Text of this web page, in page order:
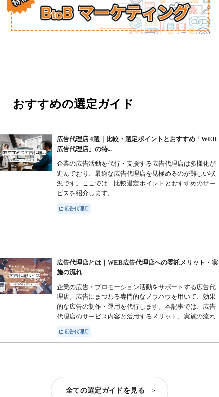
おすすめの選定ガイド
広告代理店 4選｜比較・選定ポイントとおすすめ「WEB
広告代理店」の特...
企業の広告活動を代行・支援する広告代理店は多様化が
進んでおり、最適な広告代理店を見極めるのが難しい状
況です。ここでは、比較選定ポイントとおすすめのサー
ビスを紹介します。
広告代理店
広告代理店とは｜WEB広告代理店への委託メリット・実
施の流れ
企業の広告・プロモーション活動をサポートする広告代
理店。広告にまつわる専門的なノウハウを用いて、効果
的な広告の制作・運用を代行します。本記事では、広告
代理店のサービス内容と活用するメリット、実施の流れ
広告代理店
全ての選定ガイドを見る >